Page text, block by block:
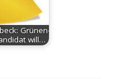
Grünen-
will…